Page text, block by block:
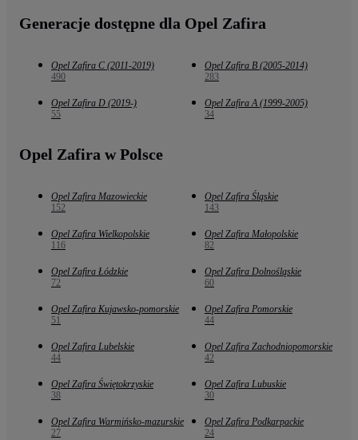
Generacje dostępne dla Opel Zafira
Opel Zafira C (2011-2019)
490
Opel Zafira B (2005-2014)
283
Opel Zafira D (2019-)
55
Opel Zafira A (1999-2005)
34
Opel Zafira w Polsce
Opel Zafira Mazowieckie
152
Opel Zafira Śląskie
143
Opel Zafira Wielkopolskie
116
Opel Zafira Małopolskie
82
Opel Zafira Łódzkie
72
Opel Zafira Dolnośląskie
60
Opel Zafira Kujawsko-pomorskie
51
Opel Zafira Pomorskie
44
Opel Zafira Lubelskie
44
Opel Zafira Zachodniopomorskie
42
Opel Zafira Świętokrzyskie
38
Opel Zafira Lubuskie
30
Opel Zafira Warmińsko-mazurskie
27
Opel Zafira Podkarpackie
24